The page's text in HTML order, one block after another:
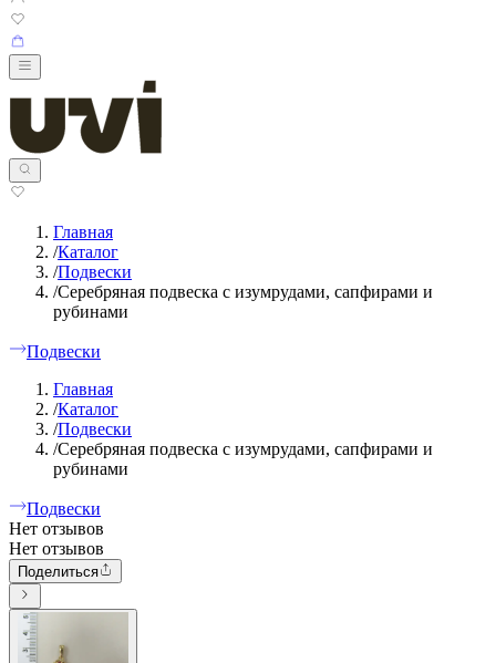
Главная
/Каталог
/Подвески
/Серебряная подвеска с изумрудами, сапфирами и
рубинами
Подвески
Главная
/Каталог
/Подвески
/Серебряная подвеска с изумрудами, сапфирами и
рубинами
Подвески
Нет отзывов
Нет отзывов
Поделиться